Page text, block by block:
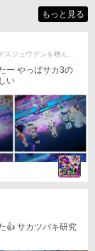
もっと見る
スジュウデンを嗜んでおります
ー やっぱサカ3の
い
👍 サカツバキ研究